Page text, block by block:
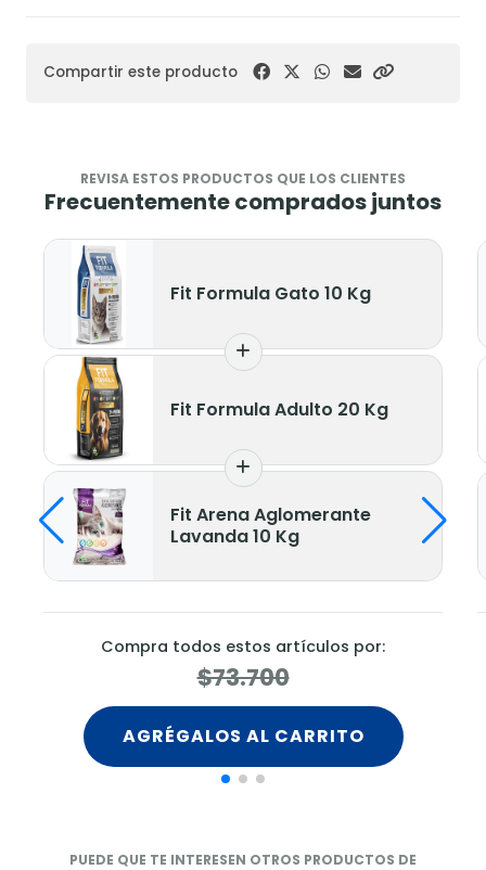
Compartir este producto
REVISA ESTOS PRODUCTOS QUE LOS CLIENTES
Frecuentemente comprados juntos
Gato 10 Kg
Adulto 20 Kg
Aglomerante
10 Kg
estos artículos por:
AL CARRITO
Ml.
Dog
Compra todos
AGRÉGALOS
PUEDE QUE TE INTERESEN OTROS PRODUCTOS DE